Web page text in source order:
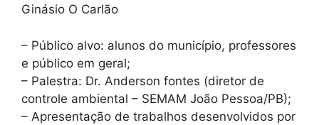
Ginásio O Carlão
– Público alvo: alunos do município, professores
e público em geral;
– Palestra: Dr. Anderson fontes (diretor de
controle ambiental – SEMAM João Pessoa/PB);
– Apresentação de trabalhos desenvolvidos por